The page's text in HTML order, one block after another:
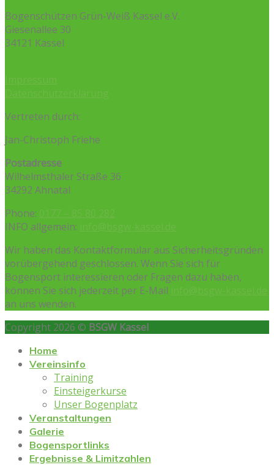
Bogenschützen Grün-Weiß Kassel e.V.
Giesenallee 30
34121 Kassel
Impressum
Datenschutzerklärung
Vertreten durch:
Jan-Christoph Friehe
Postadresse
Wilhelmsthaler Straße 36
34292 Ahnatal
Phone: 0177 – 85 80 282
INFO allgemein: info@bsgw-kassel.de
Wir haben das Kontaktformular aus Sicherheitsgründen
vorübergehend geschlossen. Wenn Sie sich für
Bogensport interessieren oder Fragen dazu haben,
können Sie sich jederzeit per E-Mail info@bsgw-kassel.de
an uns wenden.
Copyright 2026 © BSGW Kassel
Home
Vereinsinfo
Training
Einsteigerkurse
Unser Bogenplatz
Veranstaltungen
Galerie
Bogensportlinks
Ergebnisse & Limitzahlen